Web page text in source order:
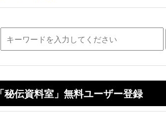
「秘伝資料室」無料ユーザー登録